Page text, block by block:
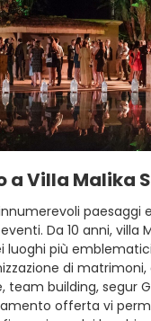
a Villa Malika
paesaggi
Da 10 anni, villa
luoghi più
di
team building, segur
offerta vi